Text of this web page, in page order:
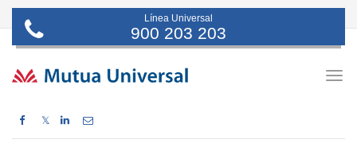
Línea Universal
900 203 203
𝕏